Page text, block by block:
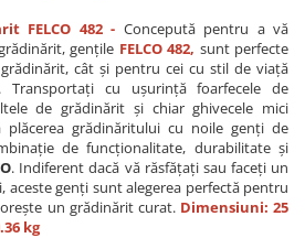
FELCO 482 - Concepută pentru a vă
gențile FELCO 482, sunt perfecte
cât și pentru cei cu stil de viață
cu ușurință foarfecele de
de grădinărit și chiar ghivecele mici
plăcerea grădinăritului cu noile genți de
de funcționalitate, durabilitate și
. Indiferent dacă vă răsfățați sau faceți un
aceste genți sunt alegerea perfectă pentru
un grădinărit curat. Dimensiuni: 25
kg